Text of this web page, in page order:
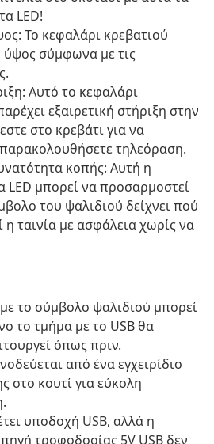
LED!
Το κεφαλάρι κρεβατιού
ύψος σύμφωνα με τις
Αυτό το κεφαλάρι
εξαιρετική στήριξη στην
στο κρεβάτι για να
τηλεόραση.
κοπής: Αυτή η
LED μπορεί να προσαρμοστεί
του ψαλιδιού δείχνει πού
η ταινία με ασφάλεια χωρίς να
το σύμβολο ψαλιδιού μπορεί
το τμήμα με το USB θα
όπως πριν.
από ένα εγχειρίδιο
στο κουτί για εύκολη
υποδοχή USB, αλλά η
τροφοδοσίας 5V USB δεν